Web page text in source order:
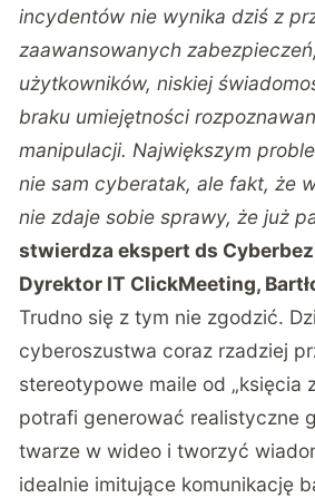
incydentów nie wynika dziś z
zaawansowanych
użytkowników, niskiej
braku umiejętności
manipulacji. Największym
nie sam cyberatak, ale fakt, że
nie zdaje sobie sprawy, że już
stwierdza ekspert ds
Dyrektor IT ClickMeeting,
Trudno się z tym nie zgodzić.
cyberoszustwa coraz rzadziej
stereotypowe maile od „księcia
potrafi generować realistyczne
twarze w wideo i tworzyć
idealnie imitujące komunikację